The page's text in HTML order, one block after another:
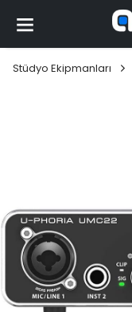
Stüdyo Ekipmanları